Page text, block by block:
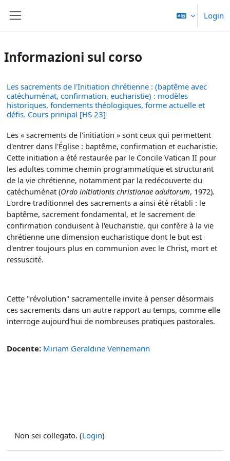
Login
Informazioni sul corso
Les sacrements de l'Initiation chrétienne : (baptême avec
catéchuménat, confirmation, eucharistie) : modèles
historiques, fondements théologiques, forme actuelle et
défis. Cours prinipal [HS 23]
Les « sacrements de l'initiation » sont ceux qui permettent
d'entrer dans l'Église : baptême, confirmation et eucharistie.
Cette initiation a été restaurée par le Concile Vatican II pour
les adultes comme chemin programmatique et structurant
de la vie chrétienne, notamment par la redécouverte du
catéchuménat (Ordo initiationis christianae adultorum, 1972).
L'ordre traditionnel des sacrements a ainsi été rétabli : le
baptême, sacrement fondamental, et le sacrement de
confirmation conduisent à l'eucharistie, qui confère à la vie
chrétienne une dimension eucharistique dont le but est
d'entrer toujours plus en communion avec le Christ, mort et
ressuscité.
Cette "révolution" sacramentelle invite à penser désormais
ces sacrements dans un autre rapport au temps, comme elle
interroge aujourd'hui de nombreuses pratiques pastorales.
Docente: Miriam Geraldine Vennemann
Non sei collegato. (Login)